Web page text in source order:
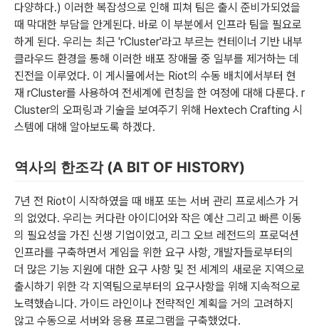
다양하다.) 이러한 복잡성으로 인해 피쳐 팀은 출시 준비가되었을
때 막대한 부담을 안게된다. 바로 이 부분에서 인프라 팀을 필요로
하게 된다. 우리는 최근 'rCluster'라고 부르는 컨테이너 기반 내부
클라우드 환경을 통해 이러한 배포 장애물 중 일부를 제거하는 데
진전을 이루었다. 이 게시물에서는 Riot의 수동 배치에서부터 현
재 rCluster를 사용하여 전세계에 런칭을 한 여정에 대해 다룬다. r
Cluster의 오퍼링과 기술을 보여주기 위해 Hextech Crafting 시
스템에 대해 알아보도록 하겠다.
역사의 한조각 (A BIT OF HISTORY)
7년 전 Riot이 시작하였을 때 배포 또는 서버 관리 프로세스가 거
의 없었다. 우리는 커다란 아이디어와 작은 예산 그리고 빠른 이동
의 필요성을 가진 신생 기업이었고, 리그 오브 레전드의 프로덕션
인프라를 구축하면서 게임을 위한 요구 사항, 개발자들로부터의
더 많은 기능 지원에 대한 요구 사항 및 전 세계의 새로운 지역으로
출시하기 위한 각 지역팀으로부터의 요구사항을 위해 지속적으로
노력했습니다. 가이드 라인이나 전략적인 계획을 거의 고려하지
않고 수동으로 서버와 응용 프로그램을 구축했었다.